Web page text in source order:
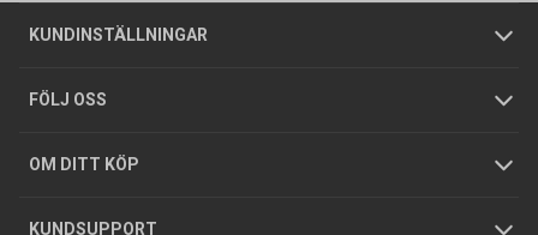
KUNDINSTÄLLNINGAR
Företagskund / Privatkund
FÖLJ OSS
OM DITT KÖP
Allmänna försäljningsvillkor
Integritetspolicy
GDPR
KUNDSUPPORT
Butiker
Foldrar och kataloger
Köpguider
Varumärken
Om oss
Tjänster
Hållbarhet
Jobba hos oss